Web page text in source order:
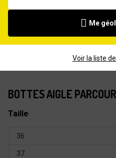
BOTTES AIGLE
Taille
36
37
Me
Voir la liste